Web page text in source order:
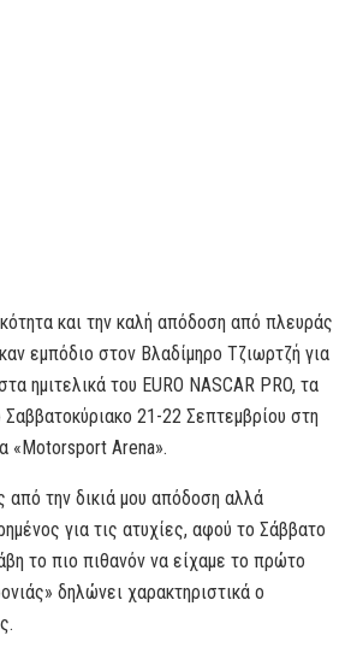
και την καλή απόδοση από πλευράς
εμπόδιο στον Βλαδίμηρο Τζιωρτζή για
ημιτελικά του EURO NASCAR PRO, τα
21-22 Σεπτεμβρίου στη
«Motorsport Arena».
από την δικιά μου απόδοση αλλά
για τις ατυχίες, αφού το Σάββατο
το πιο πιθανόν να είχαμε το πρώτο
δηλώνει χαρακτηριστικά ο